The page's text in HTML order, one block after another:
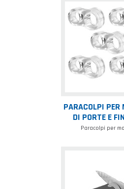
per
di
e
PARACOLPI PER
DI PORTE E
Paracolpi per